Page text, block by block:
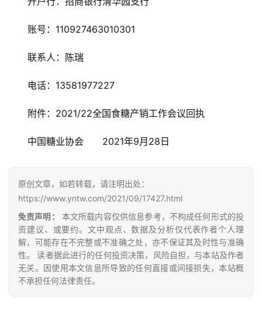
账号：110927463010301
联系人：陈瑞
电话：13581977227
附件：2021/22全国食糖产销工作会议回执
中国糖业协会　　2021年9月28日
原创文章，如若转载，请注明出处：
https://www.yntw.com/2021/09/17427.html
免责声明：
本文所载内容仅供信息参考，不构成任何形式的投
资建议、或要约。文中观点、数据及分析仅代表作者个人理
解，可能存在不完整或不准确之处，亦不保证其及时性与准确
性。 读者据此进行的任何投资决策，风险自担，与本站及作者
无关。因使用本文信息所导致的任何直接或间接损失，本站概
不承担任何法律责任。